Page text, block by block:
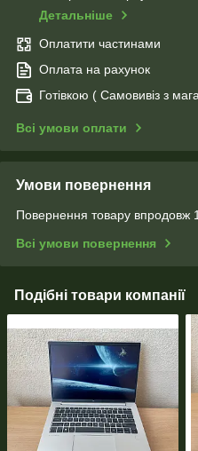
Детальніше
Оплатити частинами
Оплата на рахунок
Готівкою ( Самовивіз з
Всі умови оплати
Умови повернення
Повернення товару впродовж
Всі умови повернення
Подібні товари компанії